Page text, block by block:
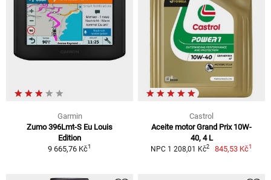
Garmin
Zumo 396Lmt-S Eu Louis
Edition
9 665,76 Kč1
Castrol
Aceite motor Grand Prix 10W-
40, 4 L
NPC 1 208,01 Kč2 845,53 Kč1